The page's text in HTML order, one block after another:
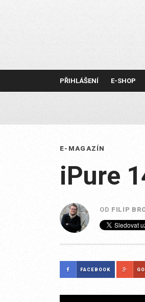
PŘIHLÁŠENÍ E-SHOP
E-MAGAZÍN
iPure
OD FILIP
FACEBOOK